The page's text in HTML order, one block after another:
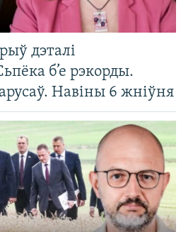
дэталі
б’е рэкорды.
Навіны 6 жніўня